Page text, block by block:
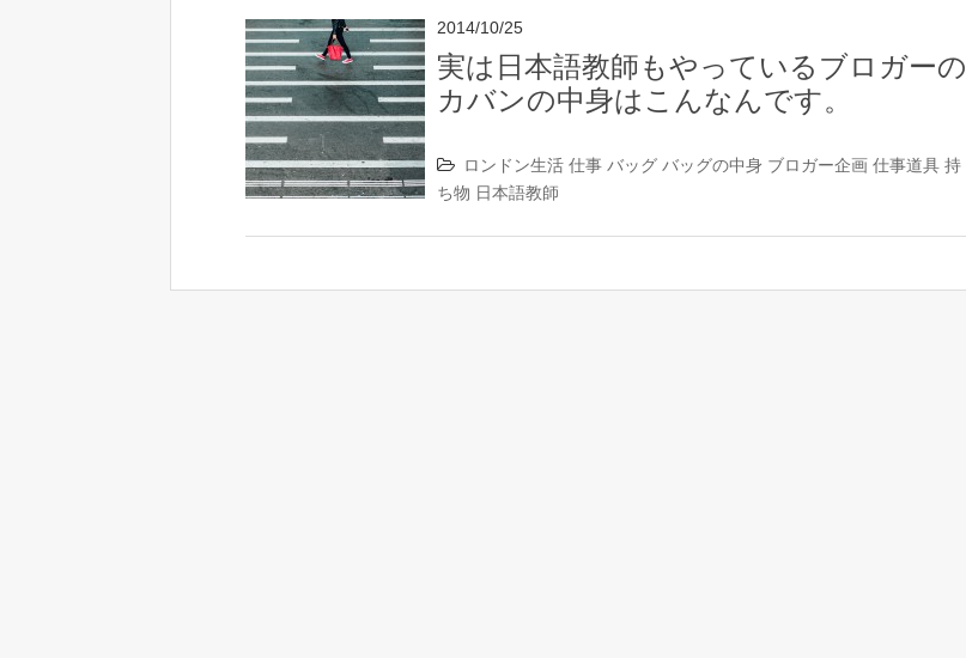
2014/10/25
実は日本語教師もやっているブロガーの
カバンの中身はこんなんです。
ロンドン生活 仕事 バッグ バッグの中身 ブロガー企画 仕事道具 持
ち物 日本語教師